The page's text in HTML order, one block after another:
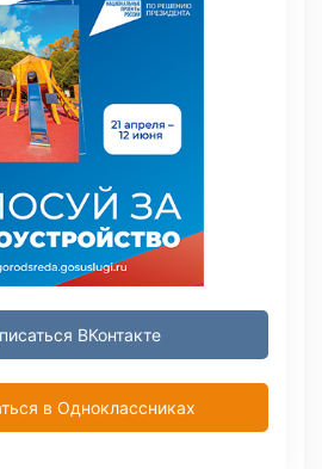
ВКонтакте
в Одноклассниках